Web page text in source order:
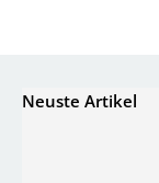
Neuste Artikel